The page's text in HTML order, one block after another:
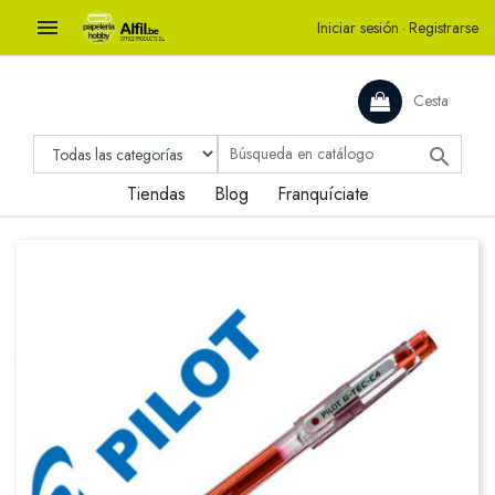
 Iniciar sesión · Registrarse
Cesta

Tiendas Blog Franquíciate